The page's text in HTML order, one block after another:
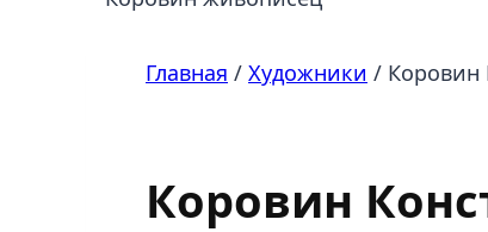
Главная / Художники / Коровин
Коровин